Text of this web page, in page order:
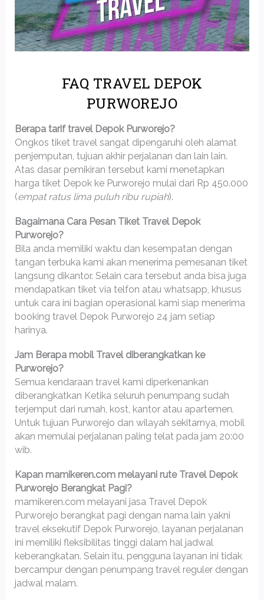
FAQ TRAVEL DEPOK
PURWOREJO
Berapa tarif travel Depok Purworejo?
Ongkos tiket travel sangat dipengaruhi oleh alamat
penjemputan, tujuan akhir perjalanan dan lain lain.
Atas dasar pemikiran tersebut kami menetapkan
harga tiket Depok ke Purworejo mulai dari Rp 450.000
(empat ratus lima puluh ribu rupiah).
Bagaimana Cara Pesan Tiket Travel Depok
Purworejo?
Bila anda memiliki waktu dan kesempatan dengan
tangan terbuka kami akan menerima pemesanan tiket
langsung dikantor. Selain cara tersebut anda bisa juga
mendapatkan tiket via telfon atau whatsapp, khusus
untuk cara ini bagian operasional kami siap menerima
booking travel Depok Purworejo 24 jam setiap
harinya.
Jam Berapa mobil Travel diberangkatkan ke
Purworejo?
Semua kendaraan travel kami diperkenankan
diberangkatkan Ketika seluruh penumpang sudah
terjemput dari rumah, kost, kantor atau apartemen.
Untuk tujuan Purworejo dan wilayah sekitarnya, mobil
akan memulai perjalanan paling telat pada jam 20:00
wib.
Kapan mamikeren.com melayani rute Travel Depok
Purworejo Berangkat Pagi?
mamikeren.com melayani jasa Travel Depok
Purworejo berangkat pagi dengan nama lain yakni
travel eksekutif Depok Purworejo, layanan perjalanan
ini memiliki fleksibilitas tinggi dalam hal jadwal
keberangkatan. Selain itu, pengguna layanan ini tidak
bercampur dengan penumpang travel reguler dengan
jadwal malam.